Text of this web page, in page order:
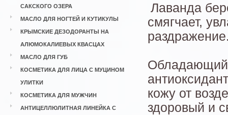
САКСКОГО ОЗЕРА
МАСЛО ДЛЯ НОГТЕЙ И КУТИКУЛЫ
КРЫМСКИЕ ДЕЗОДОРАНТЫ НА
АЛЮМОКАЛИЕВЫХ КВАСЦАХ
МАСЛО ДЛЯ ГУБ
КОСМЕТИКА ДЛЯ ЛИЦА С МУЦИНОМ
УЛИТКИ
КОСМЕТИКА ДЛЯ МУЖЧИН
АНТИЦЕЛЛЮЛИТНАЯ ЛИНЕЙКА С
Лаванда
смягчает,
Обладающий
кожу от
здоровый и